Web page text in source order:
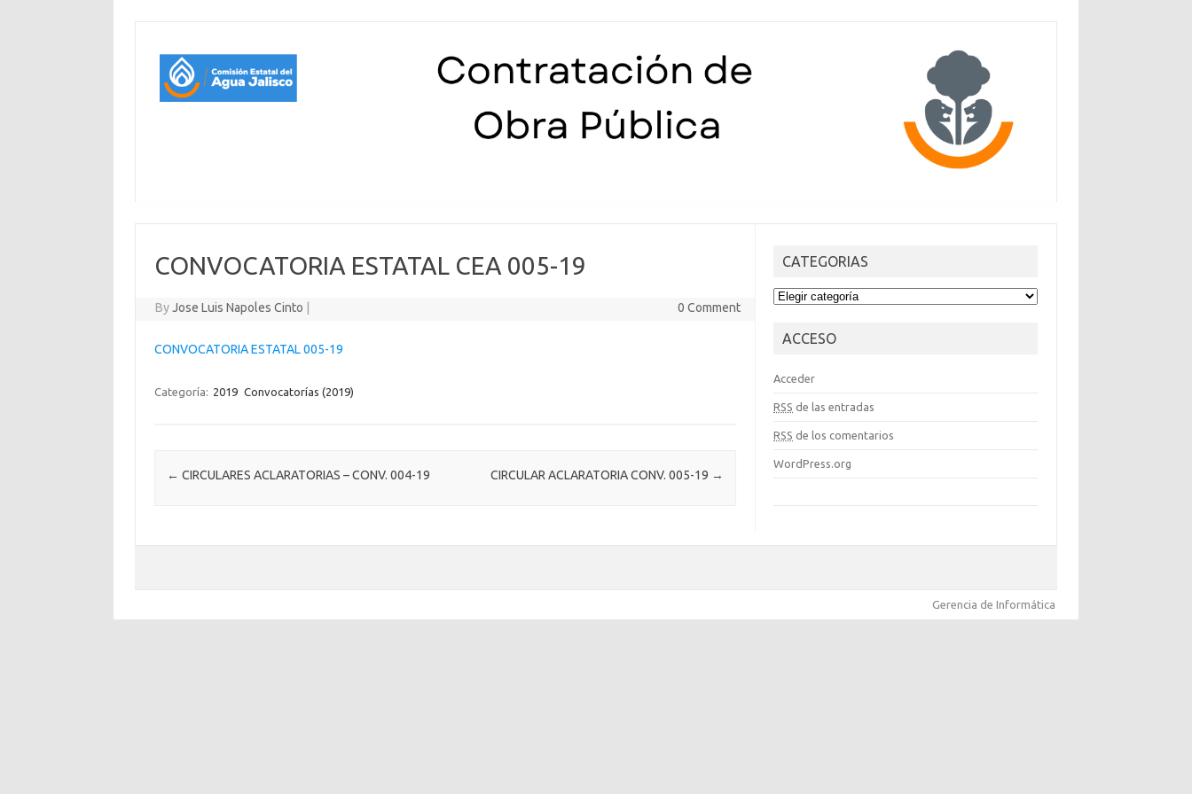
CONVOCATORIA ESTATAL CEA 005-19
ByJose Luis Napoles Cinto 0 Comment
CONVOCATORIA ESTATAL 005-19
Categoría: 2019 Convocatorías (2019)
Post navigation
← CIRCULARES ACLARATORIAS – CONV. 004-19 CIRCULAR ACLARATORIA CONV. 005-19 →
CATEGORIAS
CATEGORIAS
ACCESO
Acceder
RSS de las entradas
RSS de los comentarios
WordPress.org
Gerencia de Informática